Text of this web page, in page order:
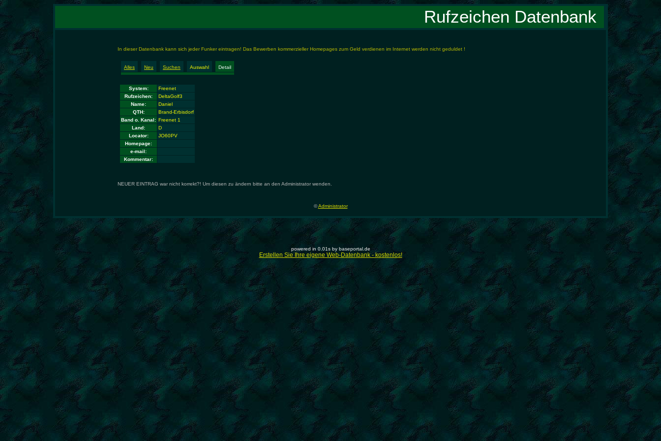
Rufzeichen Datenbank
In dieser Datenbank kann sich jeder Funker eintragen! Das Bewerben kommerzieller Homepages zum Geld verdienen im Internet werden nicht geduldet !
Alles Neu Suchen Auswahl Detail
System:
Freenet
Rufzeichen:
DeltaGolf3
Name:
Daniel
QTH:
Brand-Erbisdorf
Band o. Kanal: Freenet 1
Land:
D
Locator:
JO60PV
Homepage:
e-mail:
Kommentar:
NEUER EINTRAG war nicht korrekt?! Um diesen zu ändern bitte an den Administrator wenden.
©Administrator
powered in 0.01s by baseportal.de
Erstellen Sie Ihre eigene Web-Datenbank - kostenlos!